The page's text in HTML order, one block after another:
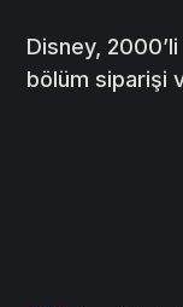
Disney,
bölüm siparişi